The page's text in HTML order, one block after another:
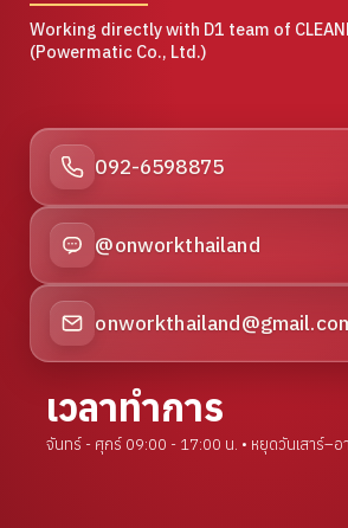
Working directly with D1 team of
(Powermatic Co., Ltd.)
092-6598875
@onworkthailand
เวลาทำการ
จันทร์ - ศุกร์ 09:00 - 17:00 น. • หยุดวันเสาร์–